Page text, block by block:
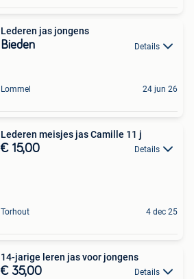
Lederen jas jongens
Bieden Details
Lommel 24 jun 26
Lederen meisjes jas Camille 11 j
€ 15,00 Details
Torhout 4 dec 25
14-jarige leren jas voor jongens
€ 35,00 Details